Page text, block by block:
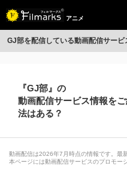
アニメ
GJ部を配信している動画配信サービ
『GJ部』の
動画配信サービス情報を
法はある？
動画配信は2026年7月時点の情報です。最
本ページには動画配信サービスのプロモー